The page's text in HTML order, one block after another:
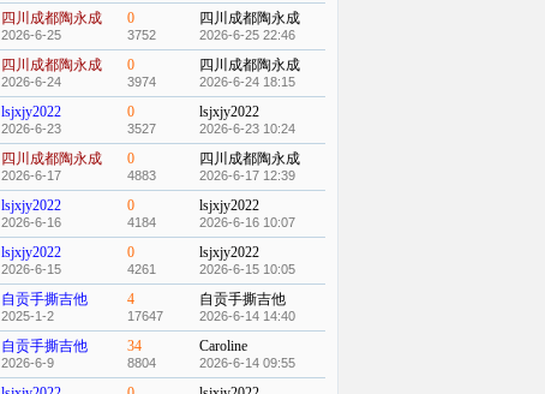
四川成都陶永成
2026-6-25
0
3752
四川成都陶永成
2026-6-25 22:46
四川成都陶永成
2026-6-24
0
3974
四川成都陶永成
2026-6-24 18:15
lsjxjy2022
2026-6-23
0
3527
lsjxjy2022
2026-6-23 10:24
四川成都陶永成
2026-6-17
0
4883
四川成都陶永成
2026-6-17 12:39
lsjxjy2022
2026-6-16
0
4184
lsjxjy2022
2026-6-16 10:07
lsjxjy2022
2026-6-15
0
4261
lsjxjy2022
2026-6-15 10:05
自贡手撕吉他
2025-1-2
4
17647
自贡手撕吉他
2026-6-14 14:40
自贡手撕吉他
2026-6-9
34
8804
Caroline
2026-6-14 09:55